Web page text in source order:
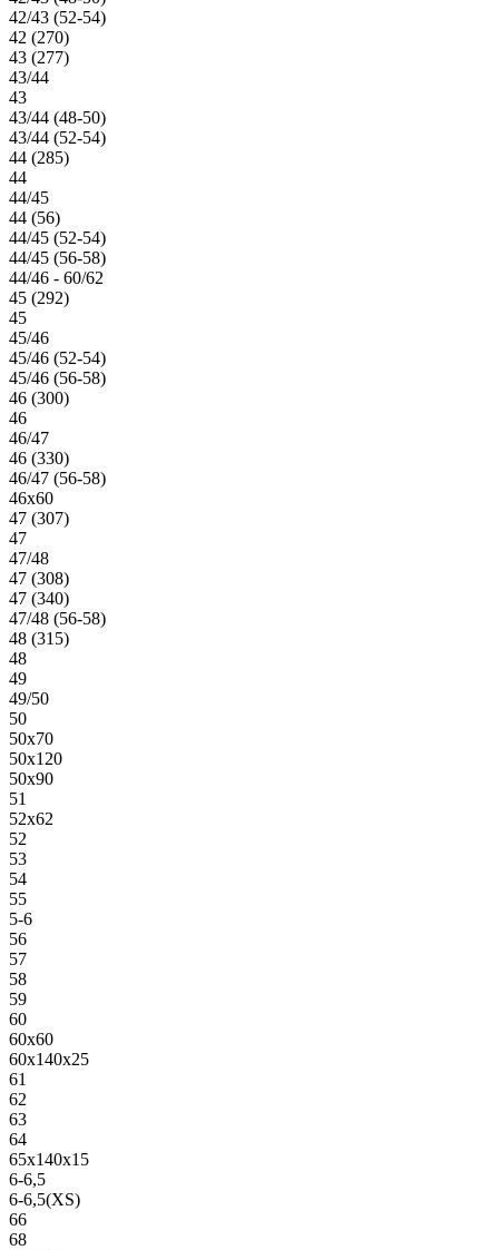
42/43 (52-54)
42 (270)
43 (277)
43/44
43
43/44 (48-50)
43/44 (52-54)
44 (285)
44
44/45
44 (56)
44/45 (52-54)
44/45 (56-58)
44/46 - 60/62
45 (292)
45
45/46
45/46 (52-54)
45/46 (56-58)
46 (300)
46
46/47
46 (330)
46/47 (56-58)
46х60
47 (307)
47
47/48
47 (308)
47 (340)
47/48 (56-58)
48 (315)
48
49
49/50
50
50х70
50х120
50х90
51
52х62
52
53
54
55
5-6
56
57
58
59
60
60х60
60х140х25
61
62
63
64
65х140х15
6-6,5
6-6,5(XS)
66
68